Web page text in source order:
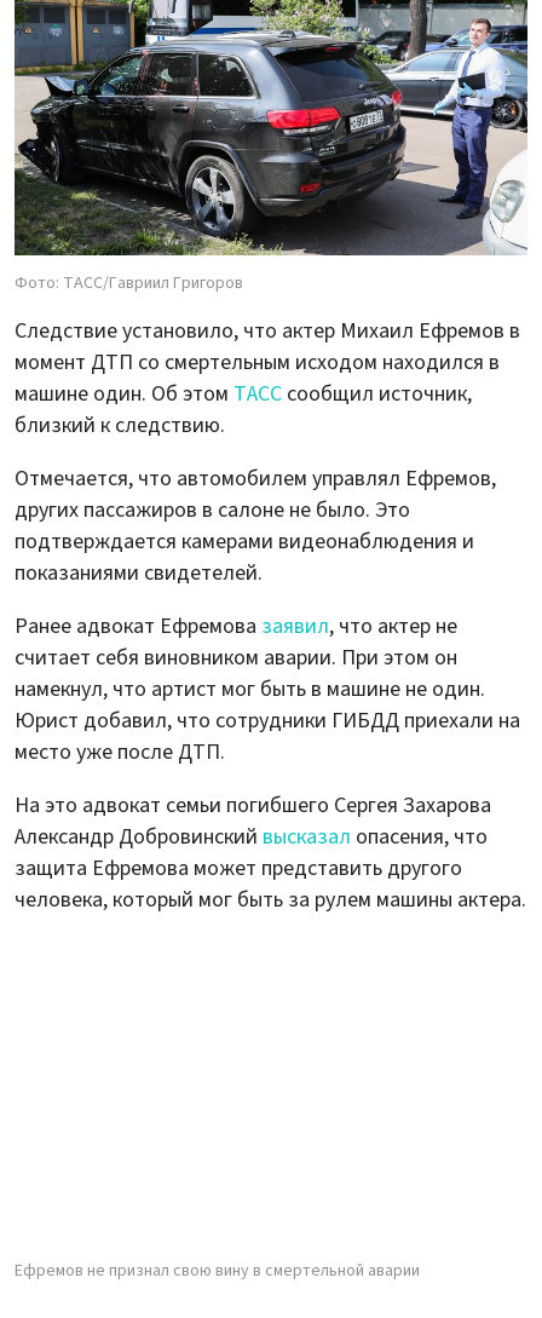
Фото: ТАСС/Гавриил Григоров
Следствие установило, что актер Михаил Ефремов в
момент ДТП со смертельным исходом находился в
машине один. Об этом ТАСС сообщил источник,
близкий к следствию.
Отмечается, что автомобилем управлял Ефремов,
других пассажиров в салоне не было. Это
подтверждается камерами видеонаблюдения и
показаниями свидетелей.
Ранее адвокат Ефремова заявил, что актер не
считает себя виновником аварии. При этом он
намекнул, что артист мог быть в машине не один.
Юрист добавил, что сотрудники ГИБДД приехали на
место уже после ДТП.
На это адвокат семьи погибшего Сергея Захарова
Александр Добровинский высказал опасения, что
защита Ефремова может представить другого
человека, который мог быть за рулем машины актера.
Ефремов не признал свою вину в смертельной аварии